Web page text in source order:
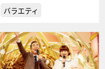
バラエティ